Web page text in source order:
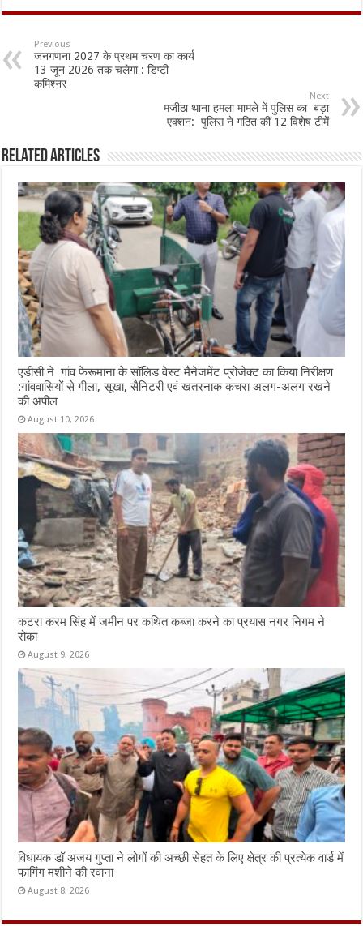
e
b
o
o
at
sA
p
ai ar
Previous
जनगणना 2027 के प्रथम चरण का कार्य
13 जून 2026 तक चलेगा : डिप्टी
कमिश्नर
Next
मजीठा थाना हमला मामले में पुलिस का बड़ा
एक्शन: पुलिस ने गठित कीं 12 विशेष टीमें
Related Articles
एडीसी ने गांव फेरूमाना के सॉलिड वेस्ट मैनेजमेंट प्रोजेक्ट का किया निरीक्षण
:गांववासियों से गीला, सूखा, सैनिटरी एवं खतरनाक कचरा अलग-अलग रखने
की अपील
August 10, 2026
कटरा करम सिंह में जमीन पर कथित कब्जा करने का प्रयास नगर निगम ने
रोका
August 9, 2026
विधायक डॉ अजय गुप्ता ने लोगों की अच्छी सेहत के लिए क्षेत्र की प्रत्येक वार्ड में
फागिंग मशीने की रवाना
August 8, 2026